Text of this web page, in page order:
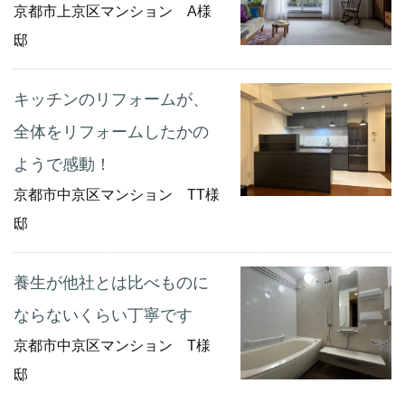
京都市上京区マンション A様
邸
キッチンのリフォームが、
全体をリフォームしたかの
ようで感動！
京都市中京区マンション TT様
邸
養生が他社とは比べものに
ならないくらい丁寧です
京都市中京区マンション T様
邸